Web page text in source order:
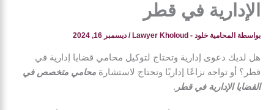
الإدارية في قطر
بواسطة المحامية خلود - Lawyer Kholoud /ديسمبر 16, 2024
هل لديك دعوى إدارية وتحتاج لتوكيل محامي قضايا إدارية في
قطر؟ أو تواجه نزاعًا إداريًا وتحتاج لاستشارةمحامي متخصص في
القضايا الإدارية في قطر .